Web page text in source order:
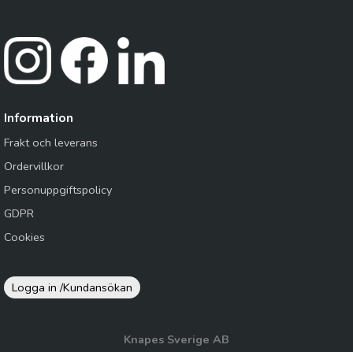
Information
Frakt och leverans
Ordervillkor
Personuppgiftspolicy
GDPR
Cookies
Logga in /Kundansökan
Knapes Sverige AB